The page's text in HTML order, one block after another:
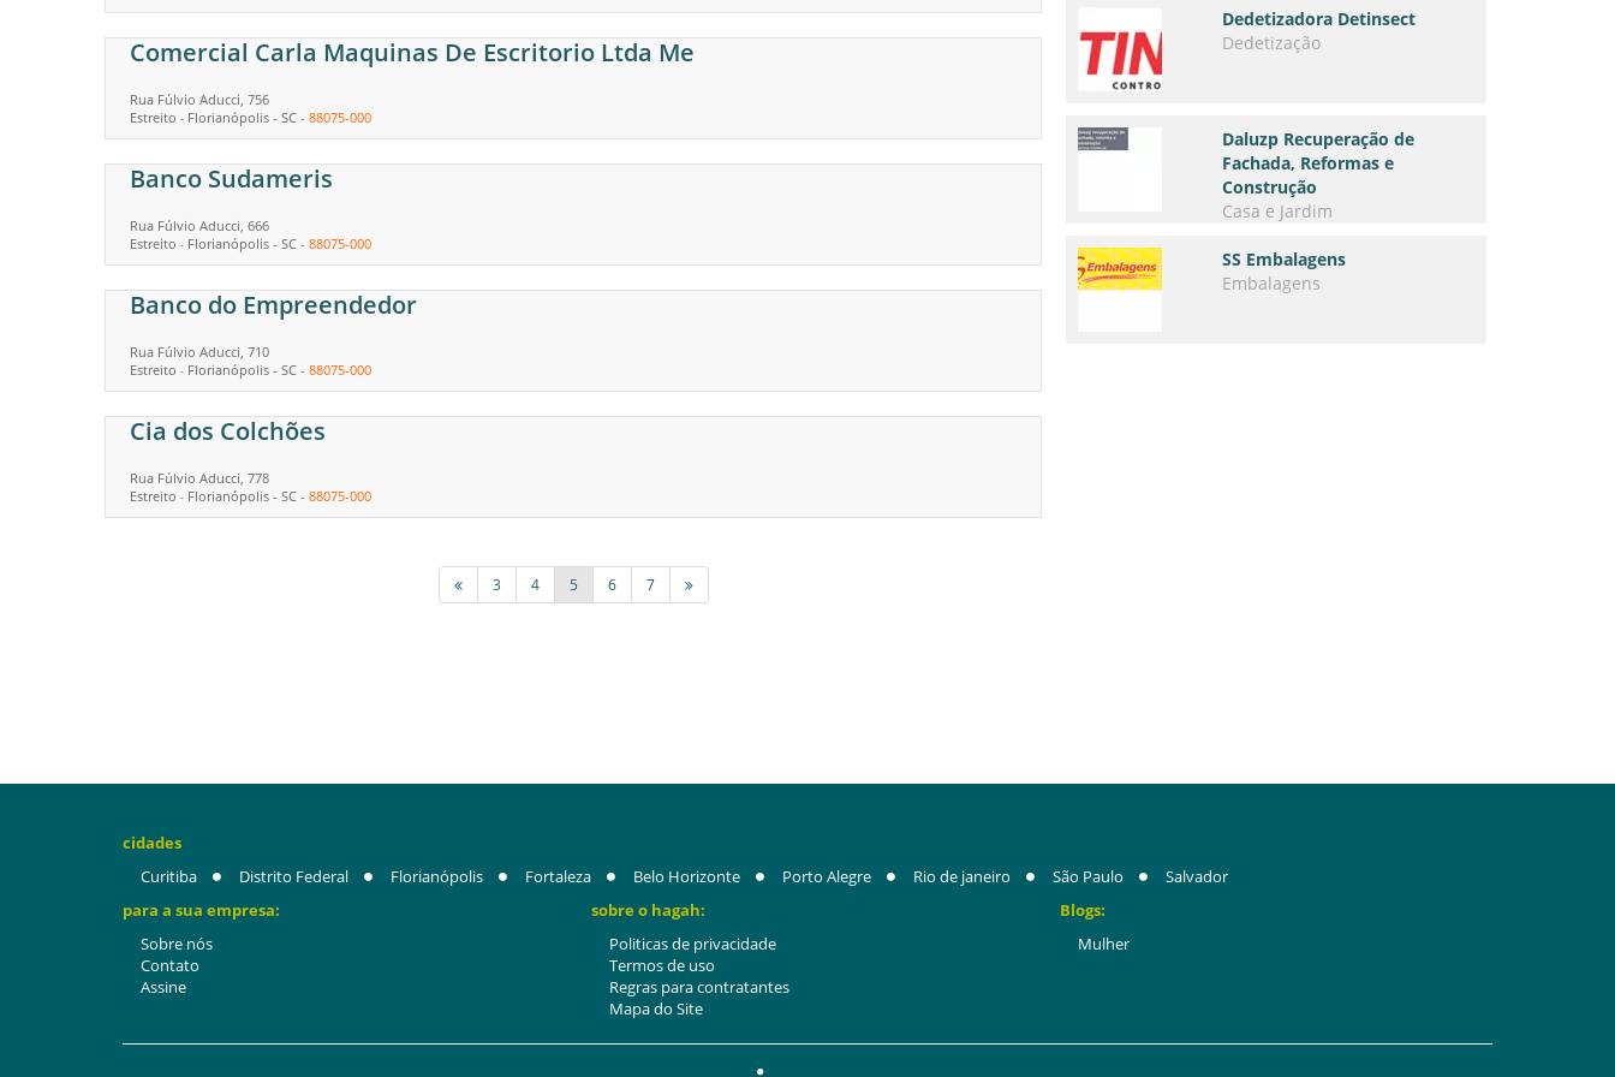
Comercial Carla Maquinas De Escritorio Ltda Me
Rua Fúlvio Aducci, 756
Estreito - Florianópolis - SC - 88075-000
Banco Sudameris
Rua Fúlvio Aducci, 666
Estreito - Florianópolis - SC - 88075-000
Banco do Empreendedor
Rua Fúlvio Aducci, 710
Estreito - Florianópolis - SC - 88075-000
Cia dos Colchões
Rua Fúlvio Aducci, 778
Estreito - Florianópolis - SC - 88075-000
3 4 5 6 7
Dedetizadora Detinsect
Dedetização
Daluzp Recuperação de
Fachada, Reformas e
Construção
Casa e Jardim
SS Embalagens
Embalagens
cidades
Curitiba
Distrito Federal Florianópolis Fortaleza Belo Horizonte Porto Alegre Rio de janeiro São Paulo
Salvador
para a sua empresa:
Sobre nós
Contato
Assine
sobre o hagah:
Politicas de privacidade
Termos de uso
Regras para contratantes
Mapa do Site
Blogs:
Mulher